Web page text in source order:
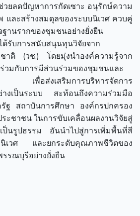
ยลดปัญหาการกัดเซาะ อนุรักษ์ความ
และสร้างสมดุลของระบบนิเวศ ควบคู่
านรากของชุมชนอย่างยั่งยืน
ด้รับการสนับสนุนทุนวิจัยจาก
ชาติ (วช.) โดยมุ่งนำองค์ความรู้จาก
วมกับการมีส่วนร่วมของชุมชนและ
อส่งเสริมการบริหารจัดการ
างเป็นระบบ สะท้อนถึงความร่วมมือ
รัฐ สถาบันการศึกษา องค์กรปกครอง
ะชาชน ในการขับเคลื่อนผลงานวิจัยสู่
ป็นรูปธรรม อันนำไปสู่การเพิ่มพื้นที่สี
เวศ และยกระดับคุณภาพชีวิตของ
รณบุรีอย่างยั่งยืน